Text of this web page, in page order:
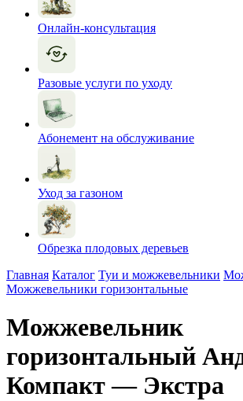
Онлайн-консультация
Разовые услуги по уходу
Абонемент на обслуживание
Уход за газоном
Обрезка плодовых деревьев
Главная Каталог Туи и можжевельники
Можжевельники горизонтальные
Можжевельник
горизонтальный
Компакт — Экстра